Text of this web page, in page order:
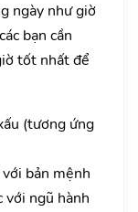
ngày như giờ
bạn cần
tốt nhất để
(tương ứng
bản mệnh
với ngũ hành